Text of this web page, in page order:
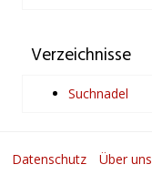
Verzeichnisse
Suchnadel
Datenschutz Über uns